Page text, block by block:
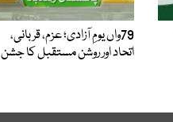
79واں یومِ آزادی؛ عزم، قربانی،
اتحاد اور روشن مستقبل کا جشن